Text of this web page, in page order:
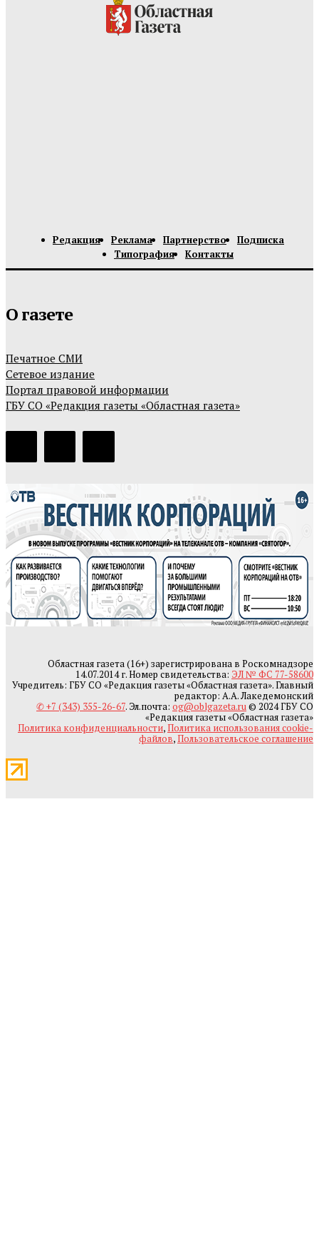
Редакция Реклама Партнерство
Подписка
Типография
Контакты
О газете
Печатное СМИ
Сетевое издание
Портал правовой информации
ГБУ СО «Редакция газеты «Областная газета»
Областная газета (16+) зарегистрирована в Роскомнадзоре
14.07.2014 г. Номер свидетельства: ЭЛ № ФС 77-58600
Учредитель: ГБУ СО «Редакция газеты «Областная газета». Главный
редактор: А.А. Лакедемонский
✆ +7 (343) 355-26-67. Эл.почта: og@oblgazeta.ru© 2024 ГБУ СО
«Редакция газеты «Областная газета»
Политика конфиденциальности,Политика использования cookie-
файлов,Пользовательское соглашение